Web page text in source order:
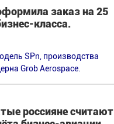
заказ на 25
класса.
SPn, производства
Grob Aerospace.
россияне считают